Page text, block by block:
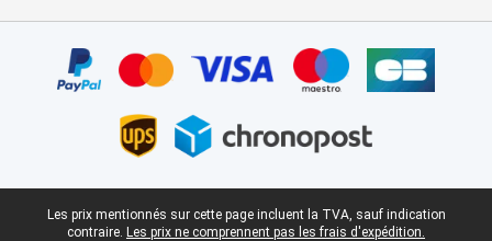
Pied-de-page légal
Les prix mentionnés sur cette page incluent la TVA, sauf indication
contraire. Les prix ne comprennent pas les frais d'expédition.